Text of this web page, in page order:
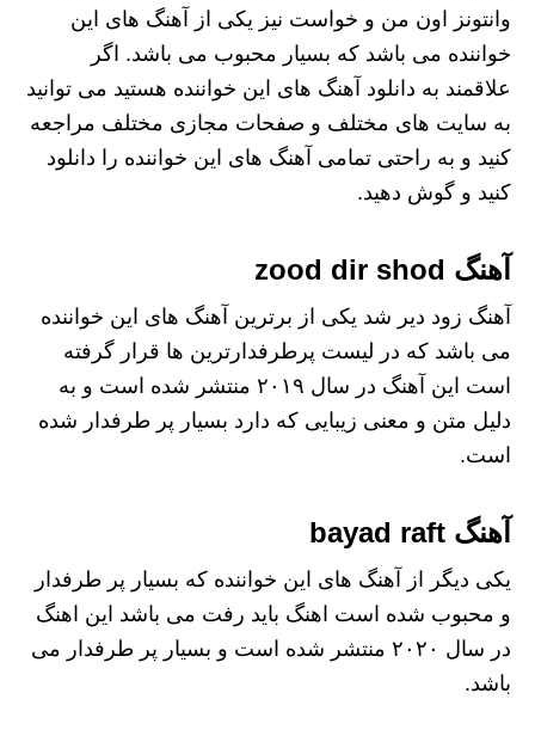
وانتونز اون من و خواست نیز یکی از آهنگ های این
خواننده می باشد که بسیار محبوب می باشد. اگر
علاقمند به دانلود آهنگ های این خواننده هستید می توانید
به سایت های مختلف و صفحات مجازی مختلف مراجعه
کنید و به راحتی تمامی آهنگ های این خواننده را دانلود
کنید و گوش دهید.
آهنگ zood dir shod
آهنگ زود دیر شد یکی از برترین آهنگ های این خواننده
می باشد که در لیست پرطرفدارترین ها قرار گرفته
است این آهنگ در سال ۲۰۱۹ منتشر شده است و به
دلیل متن و معنی زیبایی که دارد بسیار پر طرفدار شده
است.
آهنگ bayad raft
یکی دیگر از آهنگ های این خواننده که بسیار پر طرفدار
و محبوب شده است اهنگ باید رفت می باشد این اهنگ
در سال ۲۰۲۰ منتشر شده است و بسیار پر طرفدار می
باشد.